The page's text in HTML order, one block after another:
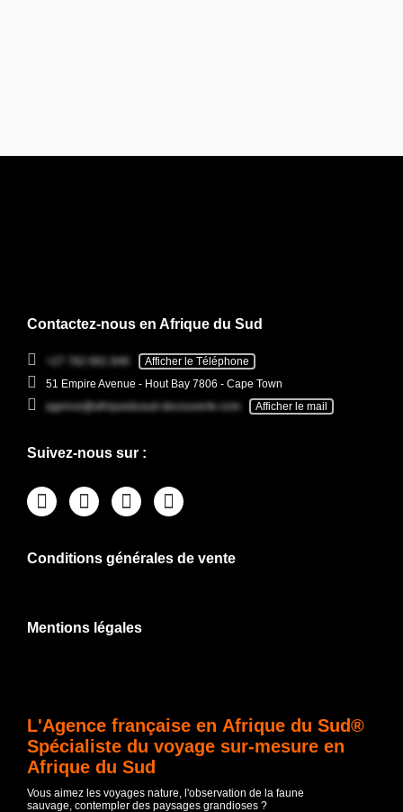
Contactez-nous en Afrique du Sud
+27 782 681 846
Afficher le Téléphone
51 Empire Avenue - Hout Bay 7806 - Cape Town
agence@afriquedusud-decouverte.com
Afficher le mail
Suivez-nous sur :
Conditions générales de vente
Mentions légales
L'Agence française en Afrique du Sud®
Spécialiste du voyage sur-mesure en
Afrique du Sud
Vous aimez les voyages nature, l'observation de la faune
sauvage, contempler des paysages grandioses ?